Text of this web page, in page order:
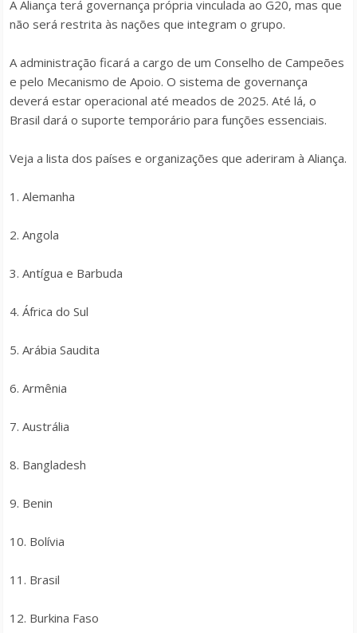
A Aliança terá governança própria vinculada ao G20, mas que
não será restrita às nações que integram o grupo.
A administração ficará a cargo de um Conselho de Campeões
e pelo Mecanismo de Apoio. O sistema de governança
deverá estar operacional até meados de 2025. Até lá, o
Brasil dará o suporte temporário para funções essenciais.
Veja a lista dos países e organizações que aderiram à Aliança.
1. Alemanha
2. Angola
3. Antígua e Barbuda
4. África do Sul
5. Arábia Saudita
6. Armênia
7. Austrália
8. Bangladesh
9. Benin
10. Bolívia
11. Brasil
12. Burkina Faso